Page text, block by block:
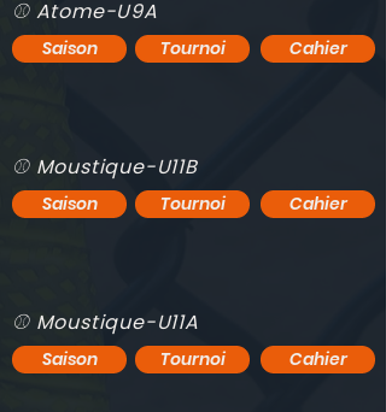
⚾️ Atome-U9A
Saison Tournoi Cahier
⚾️ Moustique-U11B
Saison Tournoi Cahier
⚾️ Moustique-U11A
Saison Tournoi Cahier